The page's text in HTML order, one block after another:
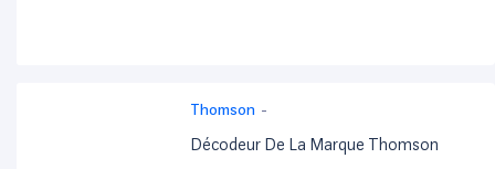
Thomson -
Décodeur De La Marque Thomson